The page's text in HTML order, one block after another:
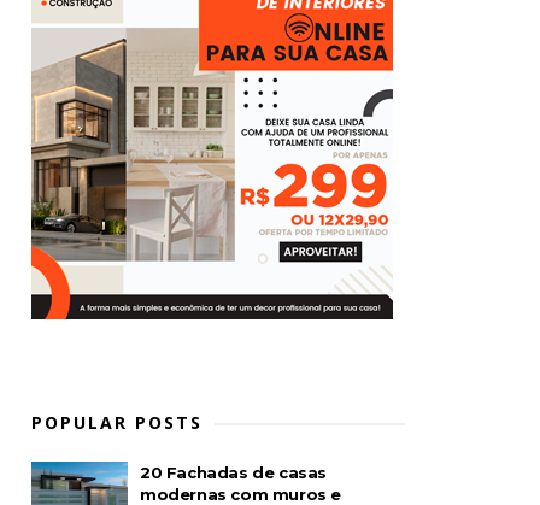
POPULAR POSTS
20 Fachadas de casas
modernas com muros e